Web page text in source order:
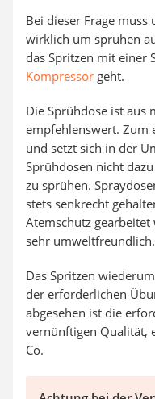
Bei dieser Frage
wirklich um sprühen
das Spritzen mit einer
Kompressor geht.
Die Sprühdose ist aus
empfehlenswert. Zum
und setzt sich in der
Sprühdosen nicht
zu sprühen.
stets senkrecht
Atemschutz
sehr umweltfreundlich.
Das Spritzen
der erforderlichen
abgesehen ist die
vernünftigen Qualität,
Co.